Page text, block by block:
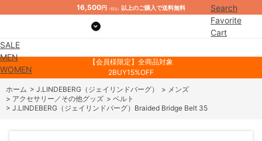
16,500円 （税込） 以上のご購入で送料無料
Search
Favorite
Cart
SALE
MEN
WOMEN
【会員様限定】全商品対象
2BUY15%OFF
ホーム > J.LINDEBERG（ジェイリンドバーグ） > メンズ
> アクセサリー／その他グッズ > ベルト
> J.LINDEBERG（ジェイリンドバーグ）Braided Bridge Belt 35